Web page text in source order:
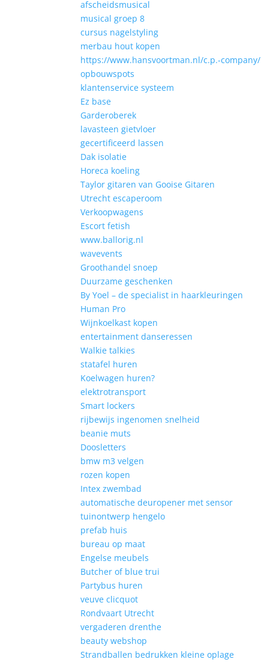
afscheidsmusical
musical groep 8
cursus nagelstyling
merbau hout kopen
https://www.hansvoortman.nl/c.p.-company/
opbouwspots
klantenservice systeem
Ez base
Garderoberek
lavasteen gietvloer
gecertificeerd lassen
Dak isolatie
Horeca koeling
Taylor gitaren van Gooise Gitaren
Utrecht escaperoom
Verkoopwagens
Escort fetish
www.ballorig.nl
wavevents
Groothandel snoep
Duurzame geschenken
By Yoel – de specialist in haarkleuringen
Human Pro
Wijnkoelkast kopen
entertainment danseressen
Walkie talkies
statafel huren
Koelwagen huren?
elektrotransport
Smart lockers
rijbewijs ingenomen snelheid
beanie muts
Doosletters
bmw m3 velgen
rozen kopen
Intex zwembad
automatische deuropener met sensor
tuinontwerp hengelo
prefab huis
bureau op maat
Engelse meubels
Butcher of blue trui
Partybus huren
veuve clicquot
Rondvaart Utrecht
vergaderen drenthe
beauty webshop
Strandballen bedrukken kleine oplage